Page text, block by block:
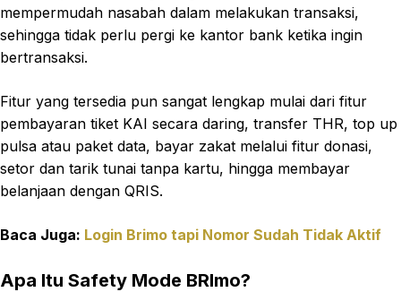
mempermudah nasabah dalam melakukan transaksi,
sehingga tidak perlu pergi ke kantor bank ketika ingin
bertransaksi.
Fitur yang tersedia pun sangat lengkap mulai dari fitur
pembayaran tiket KAI secara daring, transfer THR, top up
pulsa atau paket data, bayar zakat melalui fitur donasi,
setor dan tarik tunai tanpa kartu, hingga membayar
belanjaan dengan QRIS.
Baca Juga: Login Brimo tapi Nomor Sudah Tidak Aktif
Apa Itu Safety Mode BRImo?